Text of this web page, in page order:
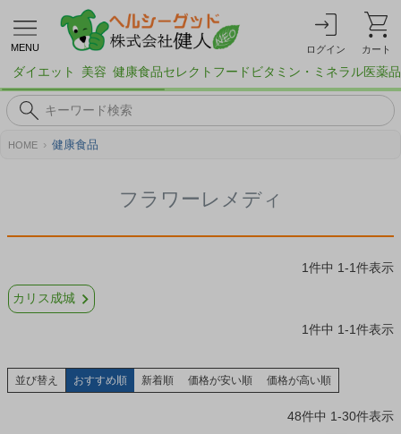
MENU ログイン カート
ダイエット 美容 健康食品セレクトフード ビタミン・ミネラル医薬品
HOME 健康食品
フラワーレメディ
1件中 1-1件表示
カリス成城
1件中 1-1件表示
並び替え おすすめ順 新着順 価格が安い順 価格が高い順
48件中 1-30件表示